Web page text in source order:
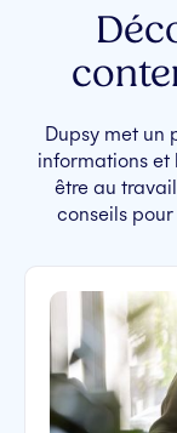
Dupsy met un
informations et
être au
conseils